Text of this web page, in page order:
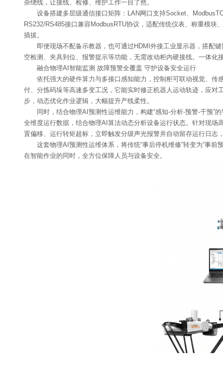
杂绕线，让接线、检修、维护工作一目了然。
设备搭建多层级通信接口矩阵：LAN网口支持Socket、
RS232/RS485接口兼容ModbusRTU协议，适配传统仪表、称重模
插拔。
即便现场不配备示教器，也可通过HDMI外接工业显示器，搭配
空检测、夹具到位、报警提示等功能，无需改动柜内硬接线。一体
融合物理AI智能监测 故障预警全覆盖 守护设备安全运行
依托强大的硬件算力与多接口感知能力，控制柜可联动视觉、
付、分拣码垛等高速多变工况，它能实时修正机器人运动轨迹，应
步，动态优化作业逻辑，大幅提升产线柔性。
同时，结合物理AI预测性运维能力，构建“感知-分析-预警-干预
全维度运行数据，结合物理AI算法动态分析设备运行状态。针对现
置偏移、运行转矩超标，立即触发分级声光报警并自动留存运行日志
这套物理AI预测性运维体系，将传统“事后停机维修”转变为“事
在智能作业的同时，全方位保障人员与设备安全。